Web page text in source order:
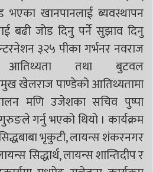
भएका खानपानलाई ब्यवस्थापन
बढी जोड दिनु पर्ने सुझाव दिनु
३२५ पीका गर्भनर नवराज
आतिथ्यता तथा बुटवल
खेलराज पाण्डेको आतिथ्यतामा
मणि उजेशका सचिव पुष्पा
गर्नु भएको थियो । कार्यक्रम
भृकुटी, लायन्स शंकरनगर
सिद्धार्थ, लायन्स शान्तिदीप र